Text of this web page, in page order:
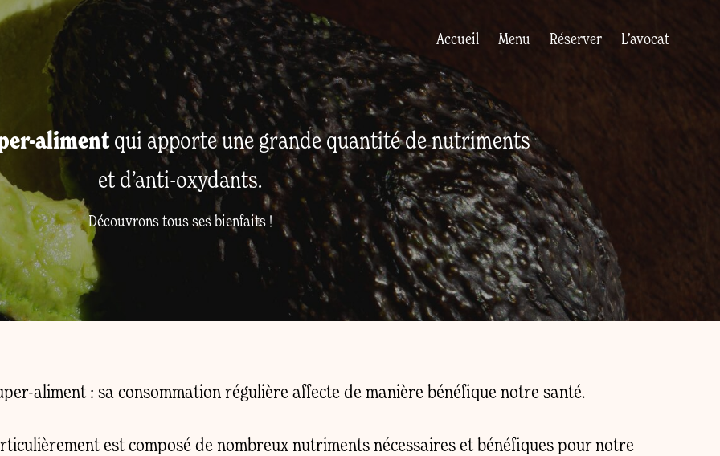
Accueil Menu Réserver L’avocat
alimentqui apporte une grande quantité de nutriments
et d’anti-oxydants.
Découvrons tous ses bienfaits !
aliment : sa consommation régulière affecte de manière bénéfique notre santé.
est composé de nombreux nutriments nécessaires et bénéfiques pour notre